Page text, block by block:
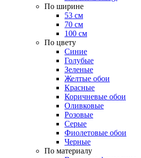
По ширине
53 см
70 см
100 см
По цвету
Синие
Голубые
Зеленые
Желтые обои
Красные
Коричневые обои
Оливковые
Розовые
Серые
Фиолетовые обои
Черные
По материалу